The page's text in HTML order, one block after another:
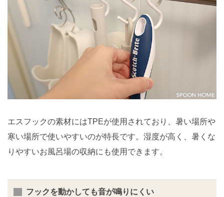
エスフックの素材にはTPEが使用されており、暑い場所や
寒い場所で使いやすいのが特長です。湿度が高く、暑くな
りやすいお風呂場の収納にも使用できます。
フックを動かしても音が鳴りにくい